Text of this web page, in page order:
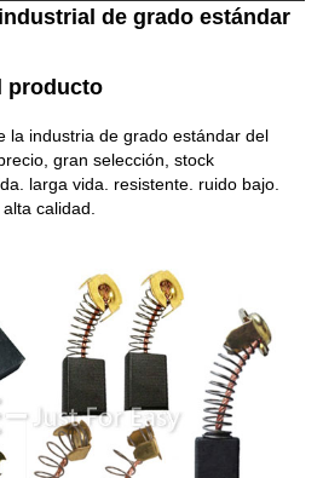
de grado estándar
producto
la industria de grado estándar del
gran selección, stock
larga vida. resistente. ruido bajo.
calidad.